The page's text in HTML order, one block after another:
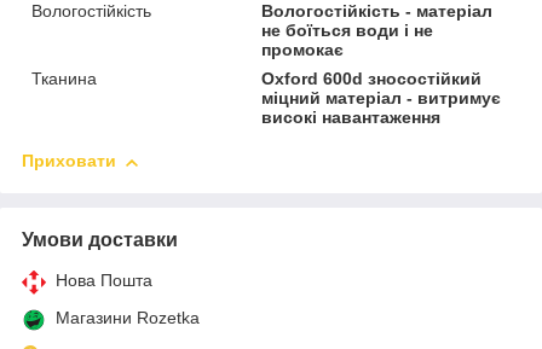
Вологостійкість
Вологостійкість - матеріал
не боїться води і не
промокає
Тканина
Oxford 600d зносостійкий
міцний матеріал - витримує
високі навантаження
Приховати
Умови доставки
Нова Пошта
Магазини Rozetka